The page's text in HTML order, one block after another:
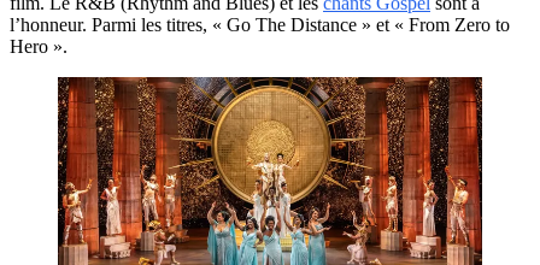
l’honneur. Parmi les titres, « Go The Distance » et « From Zero to
Hero ».